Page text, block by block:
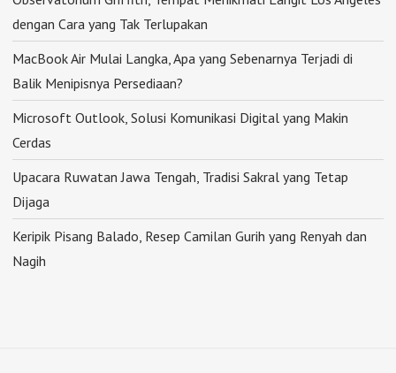
dengan Cara yang Tak Terlupakan
MacBook Air Mulai Langka, Apa yang Sebenarnya Terjadi di
Balik Menipisnya Persediaan?
Microsoft Outlook, Solusi Komunikasi Digital yang Makin
Cerdas
Upacara Ruwatan Jawa Tengah, Tradisi Sakral yang Tetap
Dijaga
Keripik Pisang Balado, Resep Camilan Gurih yang Renyah dan
Nagih